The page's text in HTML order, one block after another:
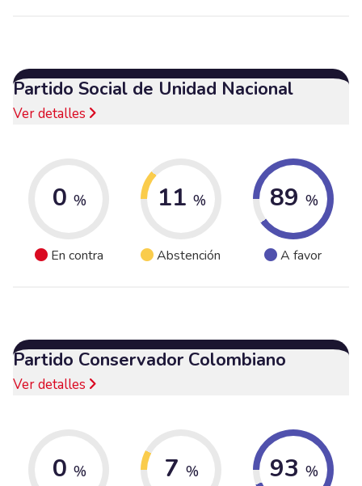
Partido Social de Unidad Nacional
Ver detalles
0 %
En contra
11 %
Abstención
89 %
A favor
Partido Conservador Colombiano
Ver detalles
0 % 7 % 93 %